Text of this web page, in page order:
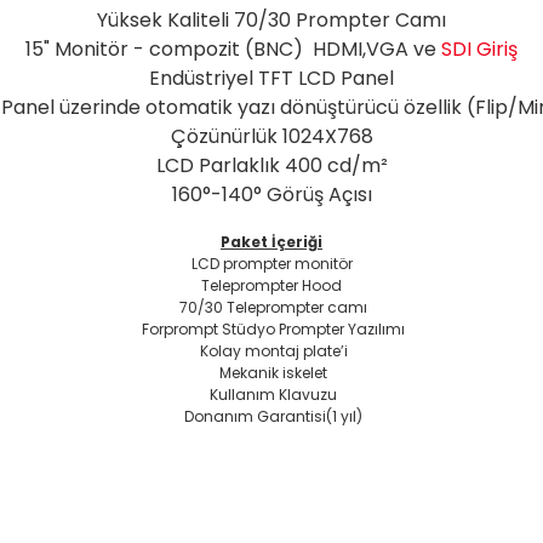
Yüksek Kaliteli 70/30 Prompter Camı
15" Monitör - compozit (BNC) HDMI,VGA veSDI Giriş
Endüstriyel TFT LCD Panel
Panel üzerinde otomatik yazı dönüştürücü özellik (Flip/
Çözünürlük 1024X768
LCD Parlaklık 400 cd/m²
160°-140° Görüş Açısı
Paket İçeriği
LCD prompter monitör
Teleprompter Hood
70/30 Teleprompter camı
Forprompt Stüdyo Prompter Yazılımı
Kolay montaj plate’i
Mekanik iskelet
Kullanım Klavuzu
Donanım Garantisi(1 yıl)